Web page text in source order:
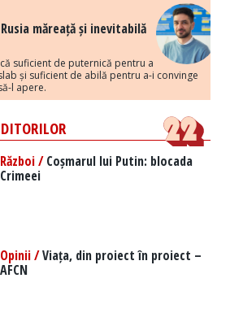
măreață și inevitabilă
suficient de puternică pentru a
și suficient de abilă pentru a-i convinge
l apere.
Război /Coșmarul lui Putin: blocada
Crimeei
Opinii /Viața, din proiect în proiect –
AFCN